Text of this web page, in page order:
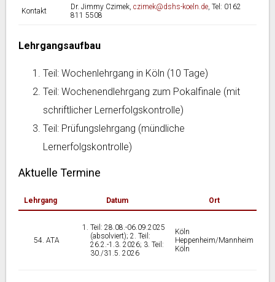
Kontakt Dr. Jimmy Czimek, czimek@dshs-koeln.de, Tel: 0162
811 5508
Lehrgangsaufbau
Teil: Wochenlehrgang in Köln (10 Tage)
Teil: Wochenendlehrgang zum Pokalfinale (mit
schriftlicher Lernerfolgskontrolle)
Teil: Prüfungslehrgang (mündliche
Lernerfolgskontrolle)
Aktuelle Termine
Lehrgang Datum Ort
ATA
Teil: 28.08.-06.09.2025
(absolviert); 2. Teil:
26.2.-1.3. 2026; 3. Teil:
30./31.5. 2026
Köln
Heppenheim/Mannheim
Köln